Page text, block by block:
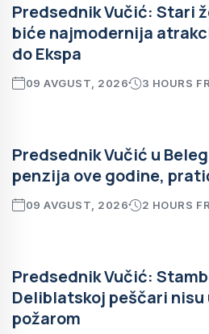
Predsednik Vučić: Stari
biće najmodernija
do Ekspa
09 AVGUST, 2026 3 HOURS
Predsednik Vučić u
penzija ove godine,
09 AVGUST, 2026 2 HOURS
Predsednik Vučić:
Deliblatskoj peščari nisu
požarom